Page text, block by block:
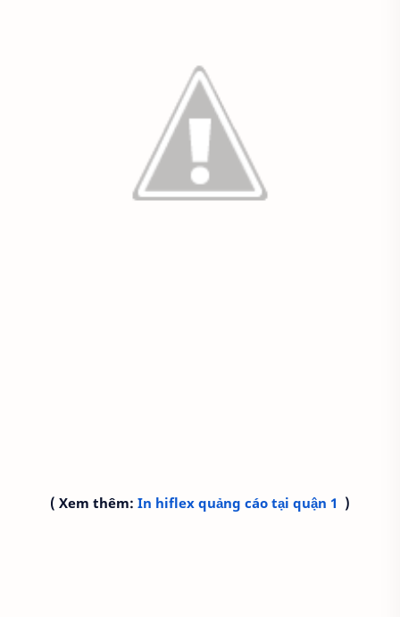
( Xem thêm: In hiflex quảng cáo tại quận 1 )